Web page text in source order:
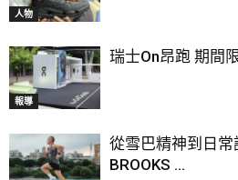
人物
報導
瑞士On昂跑 期間
從雪巴精神到日
BROOKS ...